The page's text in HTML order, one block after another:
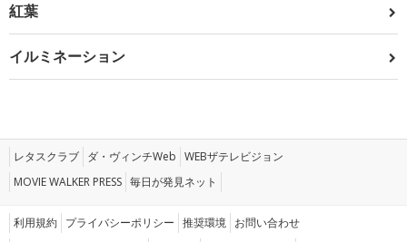
紅葉
イルミネーション
レタスクラブ ダ・ヴィンチWeb WEBザテレビジョン
MOVIE WALKER PRESS 毎日が発見ネット
利用規約 プライバシーポリシー 推奨環境 お問い合わせ